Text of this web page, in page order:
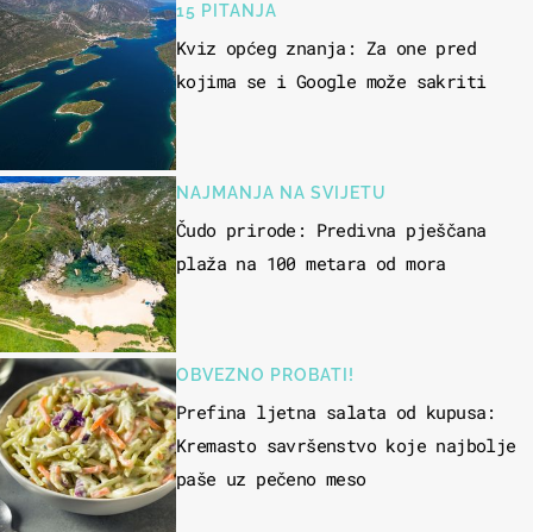
15 PITANJA
Kviz općeg znanja: Za one pred
kojima se i Google može sakriti
NAJMANJA NA SVIJETU
Čudo prirode: Predivna pješčana
plaža na 100 metara od mora
OBVEZNO PROBATI!
Prefina ljetna salata od kupusa:
Kremasto savršenstvo koje najbolje
paše uz pečeno meso